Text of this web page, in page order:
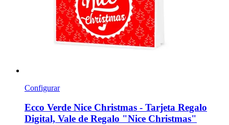
Configurar
Ecco Verde Nice Christmas -​ Tarjeta Regalo
Digital, Vale de Regalo "Nice Christmas"